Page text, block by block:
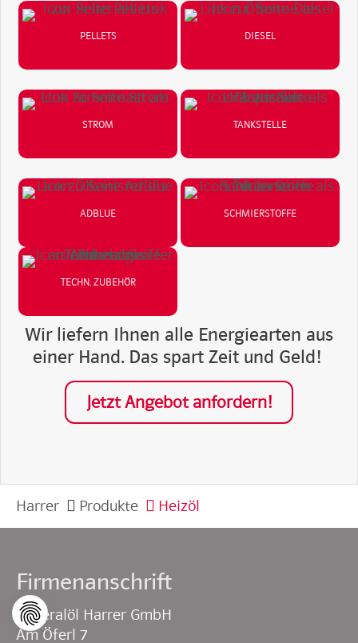
PELLETS
STROM
DIESEL
TANKSTELLE
ADBLUE SCHMIERSTOFFE
TECHN. ZUBEHÖR
Wir liefern Ihnen alle Energiearten aus
einer Hand. Das spart Zeit und Geld!
Jetzt Angebot anfordern!
Harrer Produkte Heizöl
Firmenanschrift
Mineralöl Harrer GmbH
Am Öferl 7